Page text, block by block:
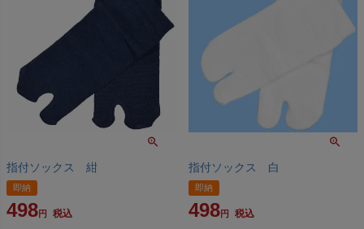
指付ソックス 紺
即納
498 税込
指付ソックス 白
即納
498 税込